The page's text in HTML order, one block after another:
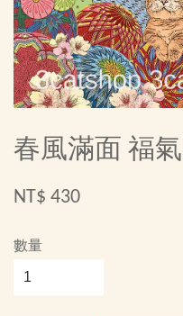
春風滿面 福
NT$ 430
數量